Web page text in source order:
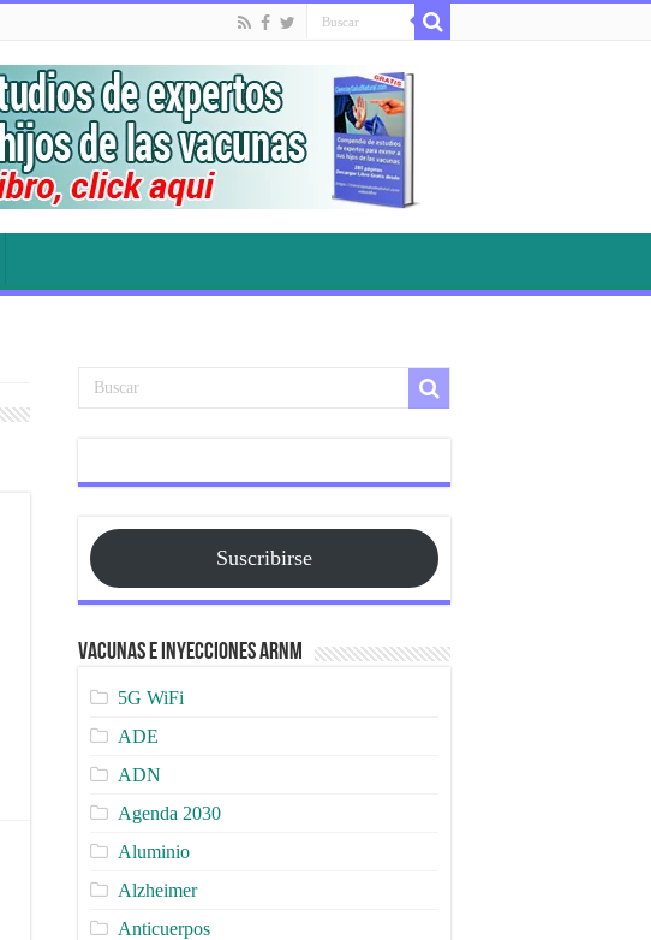
Suscribirse
Vacunas e Inyecciones ARNm
5G WiFi
ADE
ADN
Agenda 2030
Aluminio
Alzheimer
Anticuerpos